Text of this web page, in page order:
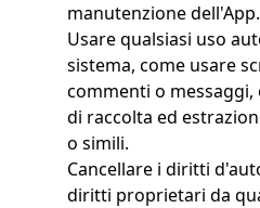
manutenzione dell'App.
Usare qualsiasi uso
sistema, come usare
commenti o
di raccolta ed
o simili.
Cancellare i diritti
diritti proprietari da